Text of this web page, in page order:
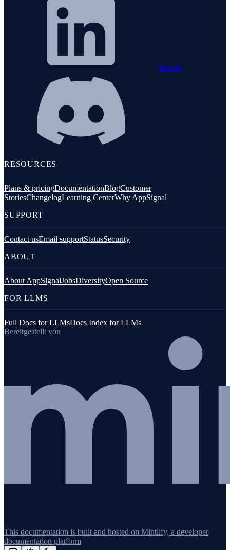
discord
RESOURCES
Plans & pricingDocumentationBlogCustomer
StoriesChangelogLearning CenterWhy AppSignal
SUPPORT
Contact usEmail supportStatusSecurity
ABOUT
About AppSignalJobsDiversityOpen Source
FOR LLMS
Full Docs for LLMsDocs Index for LLMs
Bereitgestellt von
This documentation is built and hosted on Mintlify, a developer
documentation platform